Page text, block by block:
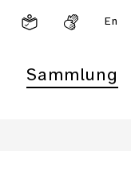
En
Sammlung